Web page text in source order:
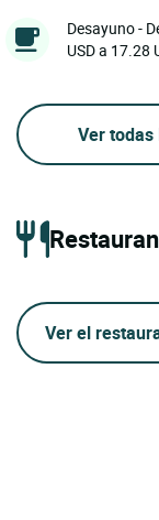
Desayuno -
USD a 17.28
Ver
Ver el